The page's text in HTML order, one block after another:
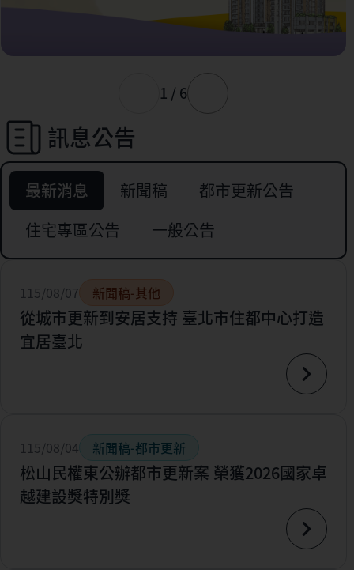
1 / 6
訊息公告
最新消息 新聞稿
都市更新公告
住宅專區公告
一般公告
115/08/07 新聞稿-其他
從城市更新到安居支持 臺北市住都中心打造
宜居臺北
115/08/04 新聞稿-都市更新
松山民權東公辦都市更新案 榮獲2026國家卓
越建設獎特別獎